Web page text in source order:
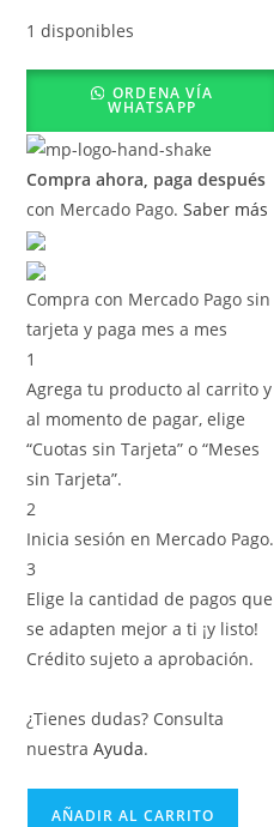
1 disponibles
ORDENA VÍA
WHATSAPP
Compra ahora, paga después
con Mercado Pago. Saber más
Compra con Mercado Pago sin
tarjeta y paga mes a mes
1
Agrega tu producto al carrito y
al momento de pagar, elige
“Cuotas sin Tarjeta” o “Meses
sin Tarjeta”.
2
Inicia sesión en Mercado Pago.
3
Elige la cantidad de pagos que
se adapten mejor a ti ¡y listo!
Crédito sujeto a aprobación.
¿Tienes dudas? Consulta
nuestraAyuda.
AÑADIR AL CARRITO